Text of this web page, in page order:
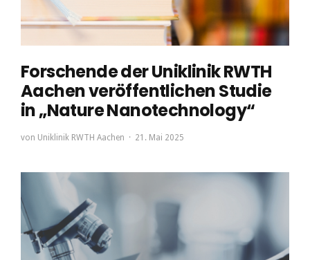
Forschende der Uniklinik RWTH
Aachen veröffentlichen Studie
in „Nature Nanotechnology“
von Uniklinik RWTH Aachen 21. Mai 2025